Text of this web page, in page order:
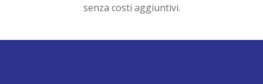
senza costi aggiuntivi.